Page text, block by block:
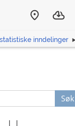
inndelinger
Søk